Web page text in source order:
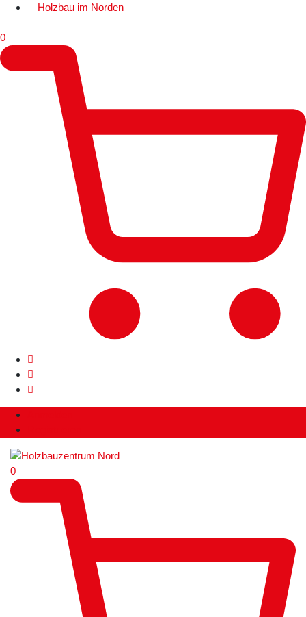
Holzbau im Norden
0
0